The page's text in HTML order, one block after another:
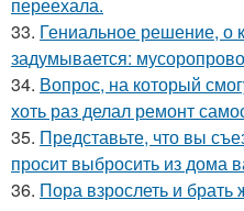
33. Гениальное решение, о
задумывается:
34. Вопрос, на который
хоть раз делал ремонт
35. Представьте, что вы
просит выбросить из дома
36. Пора взрослеть и брать